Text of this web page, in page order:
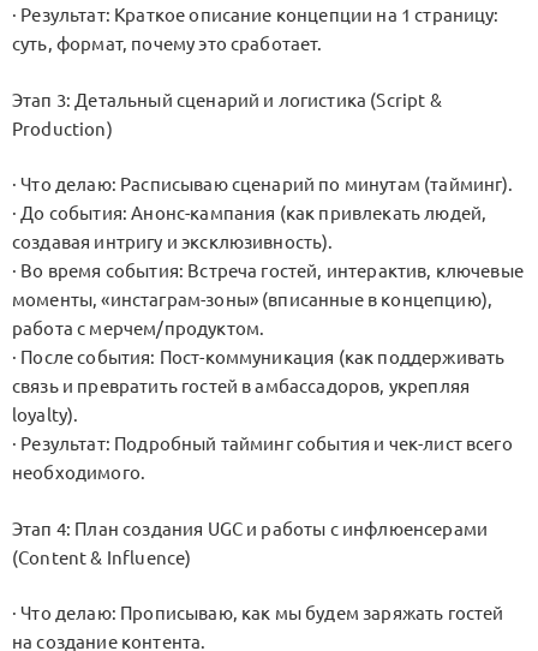
· Результат: Краткое описание концепции на 1 страницу:
суть, формат, почему это сработает.
Этап 3: Детальный сценарий и логистика (Script &
Production)
· Что делаю: Расписываю сценарий по минутам (тайминг).
· До события: Анонс-кампания (как привлекать людей,
создавая интригу и эксклюзивность).
· Во время события: Встреча гостей, интерактив, ключевые
моменты, «инстаграм-зоны» (вписанные в концепцию),
работа с мерчем/продуктом.
· После события: Пост-коммуникация (как поддерживать
связь и превратить гостей в амбассадоров, укрепляя
loyalty).
· Результат: Подробный тайминг события и чек-лист всего
необходимого.
Этап 4: План создания UGC и работы с инфлюенсерами
(Content & Influence)
· Что делаю: Прописываю, как мы будем заряжать гостей
на создание контента.